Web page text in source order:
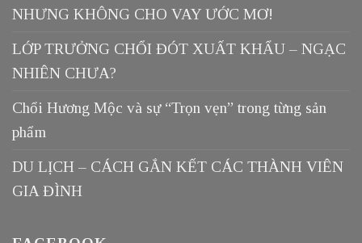
NHƯNG KHÔNG CHO VAY ƯỚC MƠ!
LỚP TRƯỞNG CHỔI ĐÓT XUẤT KHẨU – NGẠC
NHIÊN CHƯA?
Chổi Hương Mộc và sự “Trọn vẹn” trong từng sản
phẩm
DU LỊCH – CÁCH GẮN KẾT CÁC THÀNH VIÊN
GIA ĐÌNH